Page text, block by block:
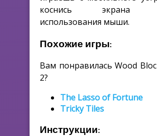
коснись экрана
использования мыши.
Похожие игры:
Вам понравилась Wood
2?
The Lasso of Fortune
Tricky Tiles
Инструкции: